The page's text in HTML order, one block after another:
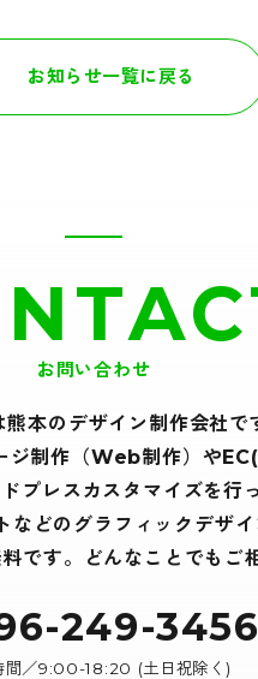
お知らせ一覧に戻る
お問い合わせ
熊本のデザイン制作会社で
ジ制作（Web制作）や
プレスカスタマイズを行
などの グラフィックデザ
です。
どんなことでもご
249-3456
間／9:00-18:20 (土日祝除く)